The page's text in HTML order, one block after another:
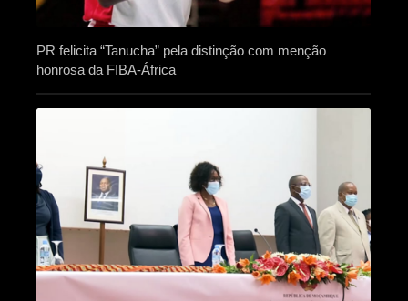
PR felicita “Tanucha” pela distinção com menção
honrosa da FIBA-África